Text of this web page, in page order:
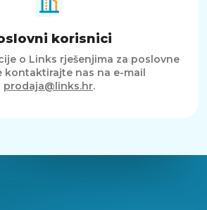
korisnici
o Links rješenjima za poslovne
kontaktirajte nas na e-mail
prodaja@links.hr.